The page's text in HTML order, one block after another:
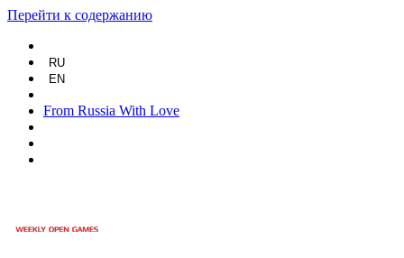
Перейти к содержанию
RU
EN
From Russia With Love